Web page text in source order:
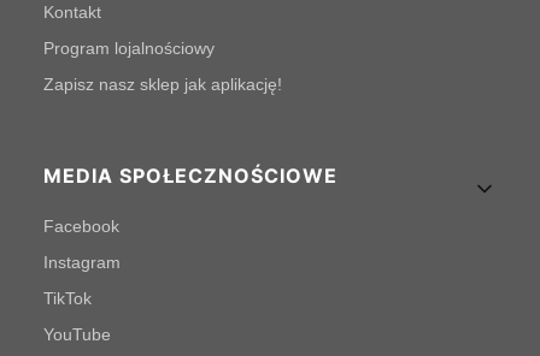
Kontakt
Program lojalnościowy
Zapisz nasz sklep jak aplikację!
MEDIA SPOŁECZNOŚCIOWE
Facebook
Instagram
TikTok
YouTube